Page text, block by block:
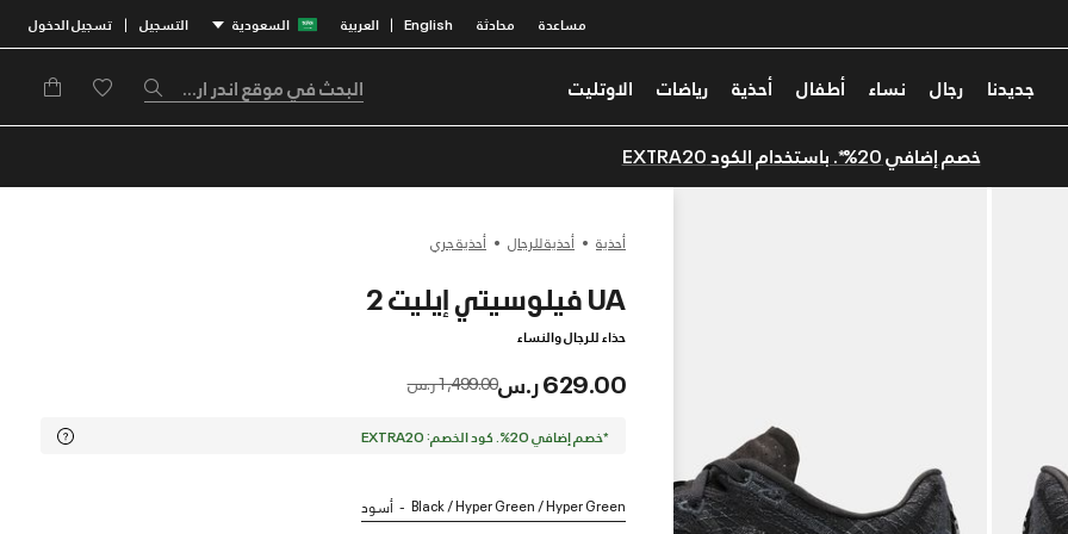
مساعدة محادثة English
| العربية السعودية التسجيل | تسجيل الدخول
جديدنا رجال نساء أطفال أحذية رياضات الاوتليت
خصم إضافي 20%*. باستخدام الكود EXTRA20
أحذية أحذية للرجال أحذية جري
UA فيلوسيتي إيليت 2
حذاء للرجال والنساء
629.00 ر.س Price reduced from
1,499.00 ر.س to
*خصم إضافي 20%. كود الخصم: EXTRA20
Black / Hyper Green / Hyper Green أسود